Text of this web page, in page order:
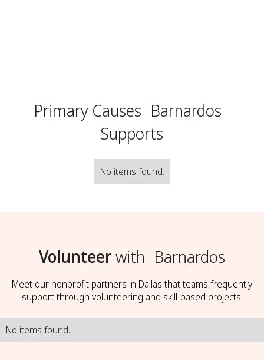
Primary Causes Barnardos
Supports
No items found.
Volunteerwith Barnardos
Meet our nonprofit partners in Dallas that teams frequently
support through volunteering and skill-based projects.
No items found.